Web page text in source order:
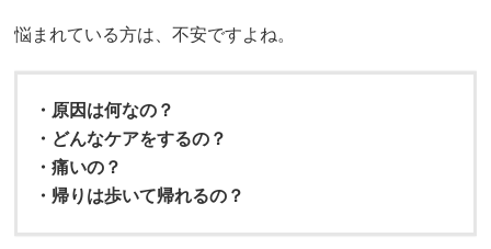
悩まれている方は、不安ですよね。
・原因は何なの？
・どんなケアをするの？
・痛いの？
・帰りは歩いて帰れるの？